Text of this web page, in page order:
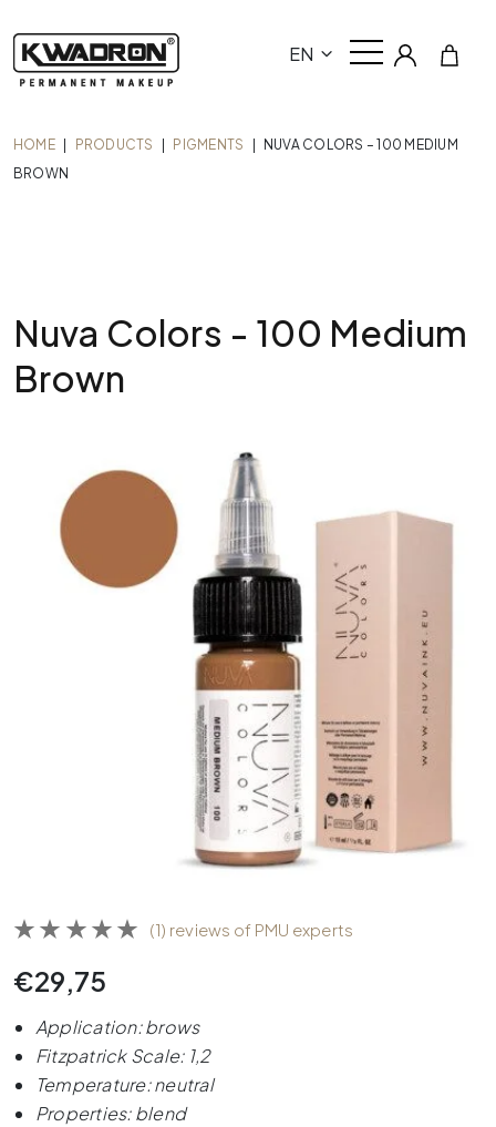
EN
HOME PRODUCTS PIGMENTS
NUVA COLORS – 100 MEDIUM
BROWN
Nuva Colors - 100 Medium
Brown
(1) reviews of PMU experts
€29,75
Application: brows
Fitzpatrick Scale: 1,2
Temperature: neutral
Properties: blend